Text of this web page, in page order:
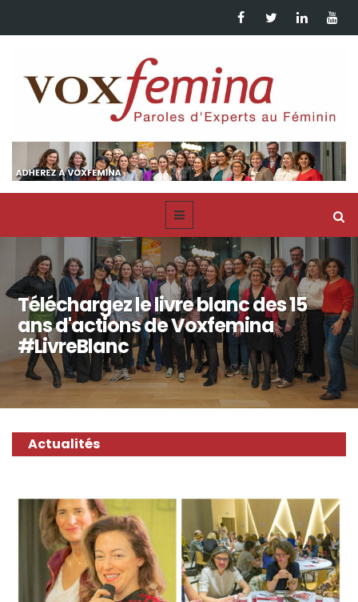
Téléchargez le livre blanc des 15
ans d'actions de Voxfemina
#LivreBlanc
Actualités